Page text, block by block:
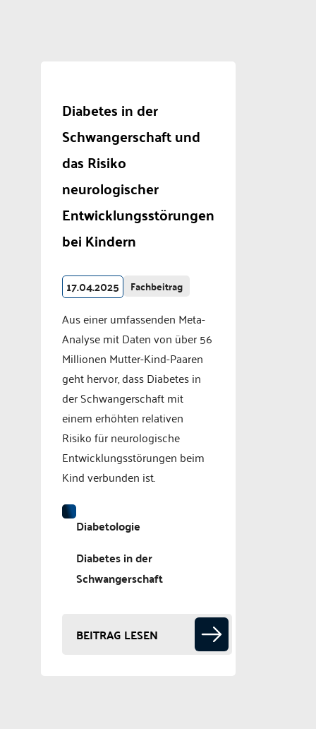
Diabetes in der
Schwangerschaft und
das Risiko
neurologischer
Entwicklungsstörungen
bei Kindern
17.04.2025 Fachbeitrag
Aus einer umfassenden Meta-
Analyse mit Daten von über 56
Millionen Mutter-Kind-Paaren
geht hervor, dass Diabetes in
der Schwangerschaft mit
einem erhöhten relativen
Risiko für neurologische
Entwicklungsstörungen beim
Kind verbunden ist.
Diabetologie
Diabetes in der
Schwangerschaft
BEITRAG LESEN